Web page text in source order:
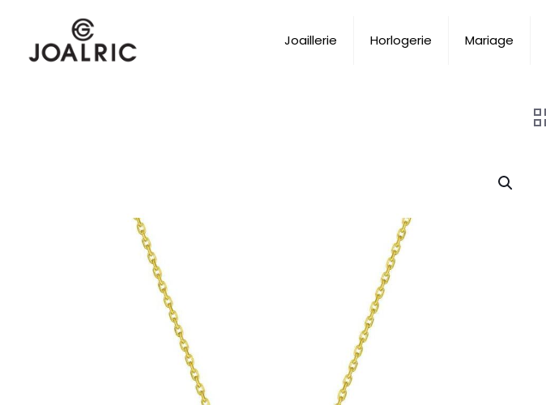
Joaillerie Horlogerie Mariage